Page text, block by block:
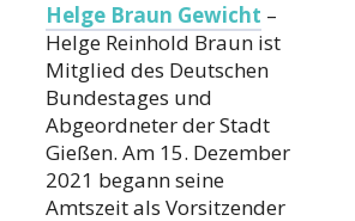
Helge Braun Gewicht –
Helge Reinhold Braun ist
Mitglied des Deutschen
Bundestages und
Abgeordneter der Stadt
Gießen. Am 15. Dezember
2021 begann seine
Amtszeit als Vorsitzender